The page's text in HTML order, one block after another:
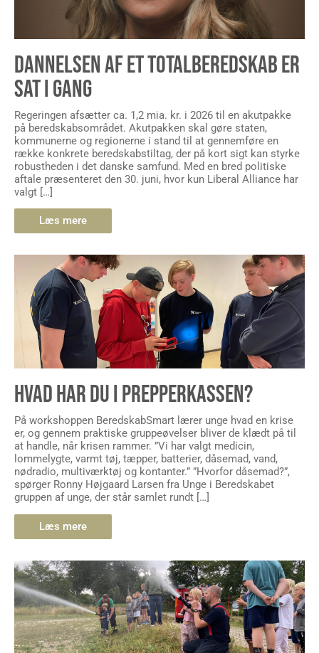
DANNELSEN AF ET TOTALBEREDSKAB ER
SAT I GANG
Regeringen afsætter ca. 1,2 mia. kr. i 2026 til en akutpakke
på beredskabsområdet. Akutpakken skal gøre staten,
kommunerne og regionerne i stand til at gennemføre en
række konkrete beredskabstiltag, der på kort sigt kan styrke
robustheden i det danske samfund. Med en bred politiske
aftale præsenteret den 30. juni, hvor kun Liberal Alliance har
valgt […]
Læs mere
HVAD HAR DU I PREPPERKASSEN?
På workshoppen BeredskabSmart lærer unge hvad en krise
er, og gennem praktiske gruppeøvelser bliver de klædt på til
at handle, når krisen rammer. ”Vi har valgt medicin,
lommelygte, varmt tøj, tæpper, batterier, dåsemad, vand,
nødradio, multiværktøj og kontanter.” ”Hvorfor dåsemad?”,
spørger Ronny Højgaard Larsen fra Unge i Beredskabet
gruppen af unge, der står samlet rundt […]
Læs mere